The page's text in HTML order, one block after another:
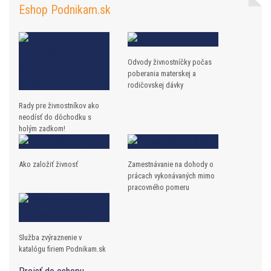
Eshop Podnikam.sk
Rady pre živnostníkov ako
neodísť do dôchodku s
holým zadkom!
Odvody živnostníčky počas
poberania materskej a
rodičovskej dávky
Ako založiť živnosť
Zamestnávanie na dohody o
prácach vykonávaných mimo
pracovného pomeru
Služba zvýraznenie v
katalógu firiem Podnikam.sk